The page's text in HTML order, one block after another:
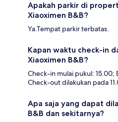
Apakah parkir di
Xiaoximen B&B?
Ya.Tempat parkir terbatas.
Kapan waktu check-in
Xiaoximen B&B?
Check-in mulai pukul: 15.00;
Check-out dilakukan pada
Apa saja yang dapat
B&B dan sekitarnya?